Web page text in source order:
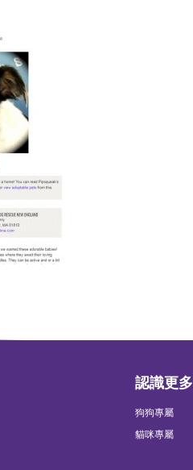
認識更多
狗狗專屬
貓咪專屬